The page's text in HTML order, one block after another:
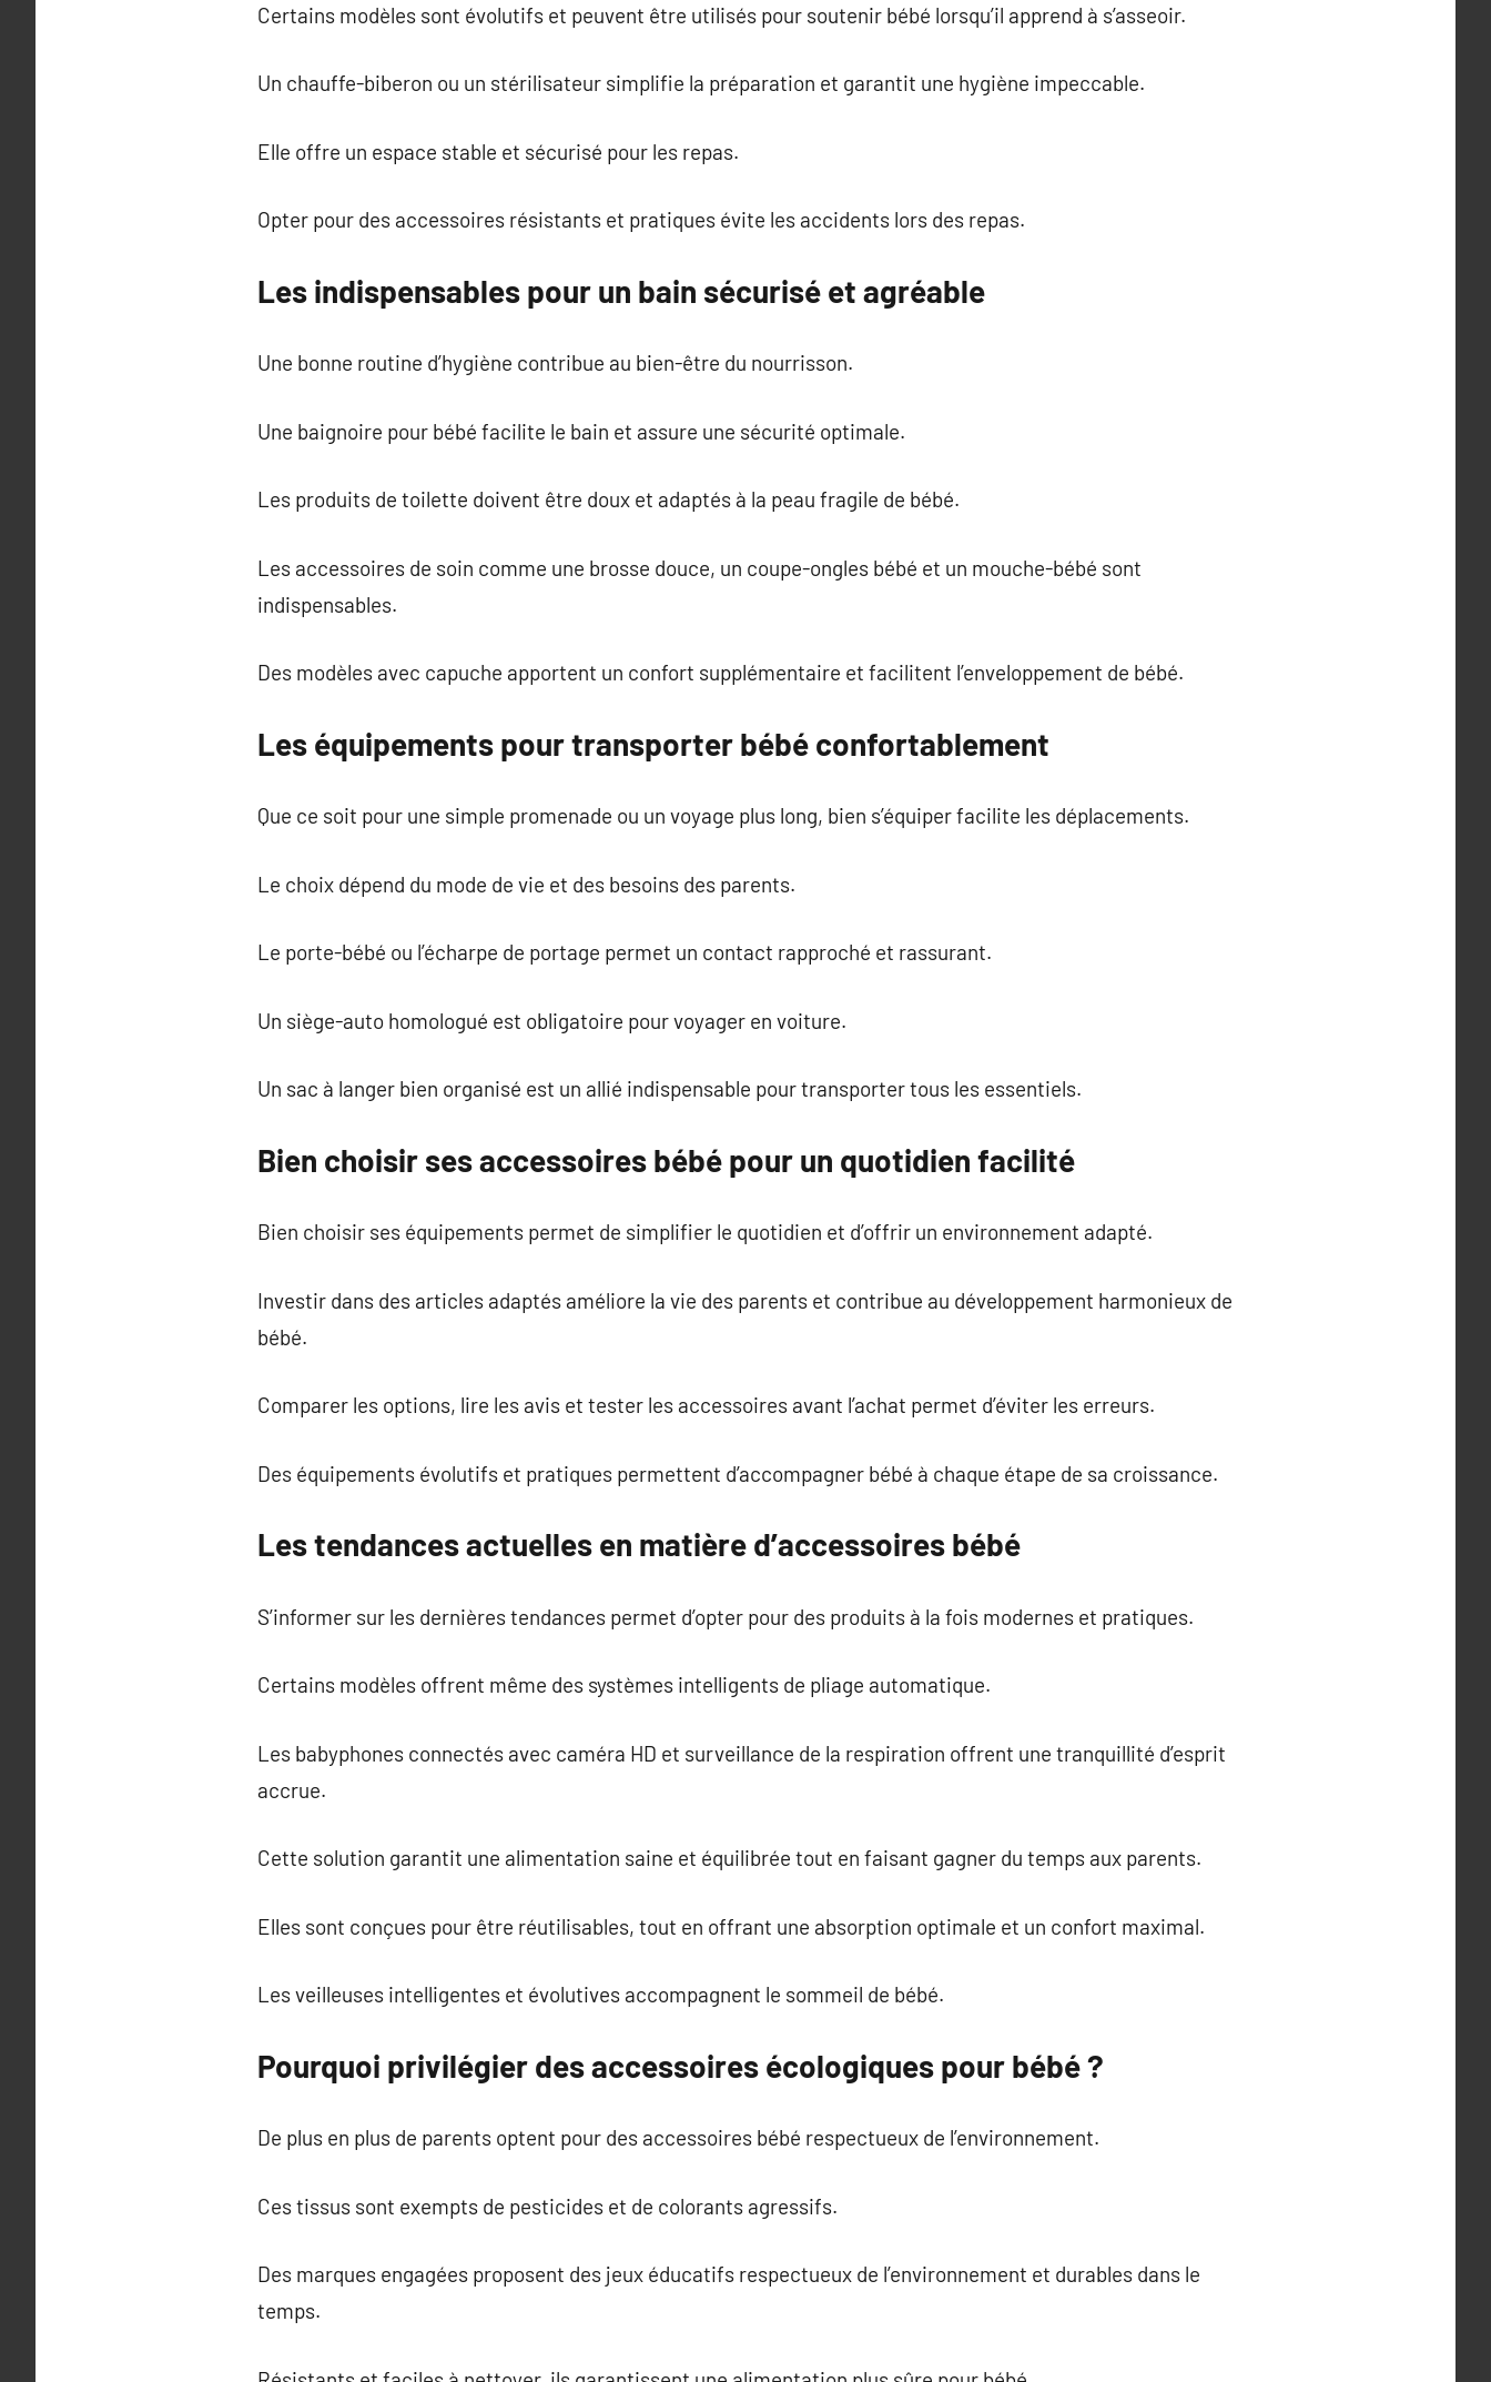
Certains modèles sont évolutifs et peuvent être utilisés pour soutenir bébé lorsqu’il apprend à s’asseoir.
Un chauffe-biberon ou un stérilisateur simplifie la préparation et garantit une hygiène impeccable.
Elle offre un espace stable et sécurisé pour les repas.
Opter pour des accessoires résistants et pratiques évite les accidents lors des repas.
Les indispensables pour un bain sécurisé et agréable
Une bonne routine d’hygiène contribue au bien-être du nourrisson.
Une baignoire pour bébé facilite le bain et assure une sécurité optimale.
Les produits de toilette doivent être doux et adaptés à la peau fragile de bébé.
Les accessoires de soin comme une brosse douce, un coupe-ongles bébé et un mouche-bébé sont
indispensables.
Des modèles avec capuche apportent un confort supplémentaire et facilitent l’enveloppement de bébé.
Les équipements pour transporter bébé confortablement
Que ce soit pour une simple promenade ou un voyage plus long, bien s’équiper facilite les déplacements.
Le choix dépend du mode de vie et des besoins des parents.
Le porte-bébé ou l’écharpe de portage permet un contact rapproché et rassurant.
Un siège-auto homologué est obligatoire pour voyager en voiture.
Un sac à langer bien organisé est un allié indispensable pour transporter tous les essentiels.
Bien choisir ses accessoires bébé pour un quotidien facilité
Bien choisir ses équipements permet de simplifier le quotidien et d’offrir un environnement adapté.
Investir dans des articles adaptés améliore la vie des parents et contribue au développement harmonieux de
bébé.
Comparer les options, lire les avis et tester les accessoires avant l’achat permet d’éviter les erreurs.
Des équipements évolutifs et pratiques permettent d’accompagner bébé à chaque étape de sa croissance.
Les tendances actuelles en matière d’accessoires bébé
S’informer sur les dernières tendances permet d’opter pour des produits à la fois modernes et pratiques.
Certains modèles offrent même des systèmes intelligents de pliage automatique.
Les babyphones connectés avec caméra HD et surveillance de la respiration offrent une tranquillité d’esprit
accrue.
Cette solution garantit une alimentation saine et équilibrée tout en faisant gagner du temps aux parents.
Elles sont conçues pour être réutilisables, tout en offrant une absorption optimale et un confort maximal.
Les veilleuses intelligentes et évolutives accompagnent le sommeil de bébé.
Pourquoi privilégier des accessoires écologiques pour bébé ?
De plus en plus de parents optent pour des accessoires bébé respectueux de l’environnement.
Ces tissus sont exempts de pesticides et de colorants agressifs.
Des marques engagées proposent des jeux éducatifs respectueux de l’environnement et durables dans le
temps.